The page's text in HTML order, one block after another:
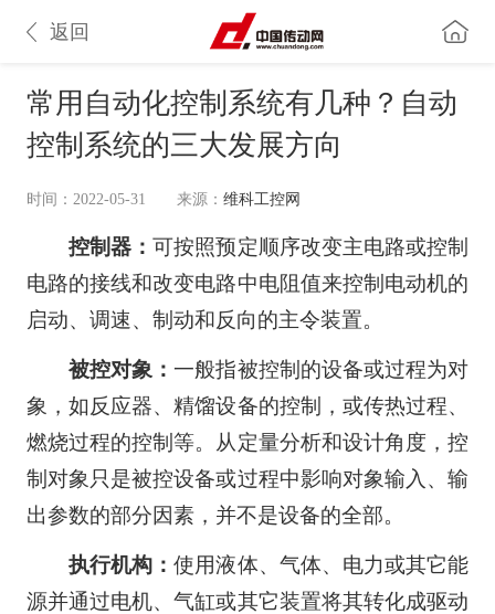
返回
常用自动化控制系统有几种？自动
控制系统的三大发展方向
时间：2022-05-31 来源： 维科工控网
控制器：可按照预定顺序改变主电路或控制
电路的接线和改变电路中电阻值来控制电动机的
启动、调速、制动和反向的主令装置。
被控对象：一般指被控制的设备或过程为对
象，如反应器、精馏设备的控制，或传热过程、
燃烧过程的控制等。从定量分析和设计角度，控
制对象只是被控设备或过程中影响对象输入、输
出参数的部分因素，并不是设备的全部。
执行机构：使用液体、气体、电力或其它能
源并通过电机、气缸或其它装置将其转化成驱动